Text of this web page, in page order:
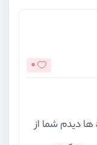
0
بعد از دیدن قسمت request ها و api ها دیدم شما از